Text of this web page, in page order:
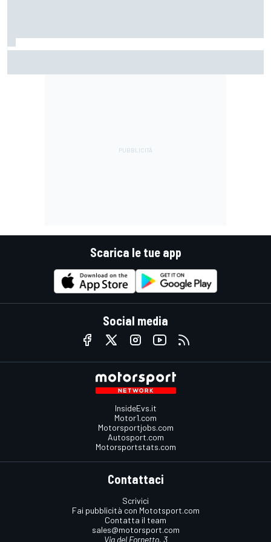
Scarica le tue app
Social media
InsideEvs.it
Motor1.com
Motorsportjobs.com
Autosport.com
Motorsportstats.com
Contattaci
Scrivici
Fai pubblicità con Mototsport.com
Contatta il team
sales@motorsport.com
Via del Fornetto, 3